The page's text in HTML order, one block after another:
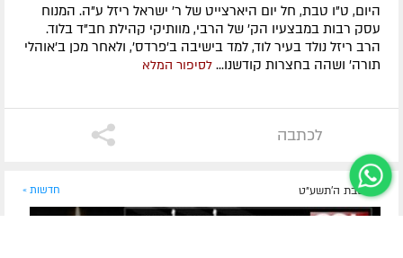
היום, ט"ו טבת, חל יום היארצייט של ר' ישראל ריזל ע"ה. המנוח
עסק רבות במבצעיו הק' של הרבי, מוותיקי קהילת חב"ד בלוד.
הרב ריזל נולד בעיר לוד, למד בישיבה ב'פרדס', ולאחר מכן ב'אוהלי
תורה' ושהה בחצרות קודשנו... לסיפור המלא
לכתבה
י"ב טבת ה׳תשע״ט חדשות »